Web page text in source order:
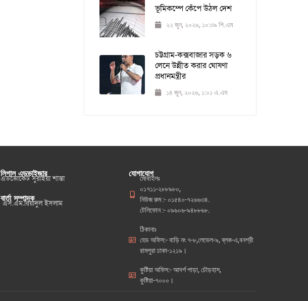
ভূমিকম্পে কেঁপে উঠল দেশ
২২ জুন, ২০২৬, ১০:৩৯ পি.এম
চট্টগ্রাম-কক্সবাজার সড়ক ৬
লেনে উন্নীত করার ঘোষণা
প্রধানমন্ত্রীর
১৪ জুন, ২০২৬, ১:০১ এ.এম
লিগাল এডভাইজার
এডভোকেট সুরাইয়া শান্তা
বার্তা সম্পাদক
এস.এম.রিয়াদুল ইসলাম
যোগাযোগ
মোবাইলঃ
০১৭১১-২৮৮৯৮০,
নিউজ রুম :- ০১৫৪০-৭২৬৬৩৪.
টেলিফোন :- ০৯৬০৬-৯৪৮৮৬৮.
ঠিকানাঃ
হেড অফিস:- বাড়ি নং ৭-৮,লেভেল-৯, ব্লক-এ,বনশ্রী
রামপুরা ঢাকা-১২১৯।
কুষ্টিয়া অফিস:- আদর্শ পাড়া, চৌড়হাস,
কুষ্টিয়া-৭০০০।